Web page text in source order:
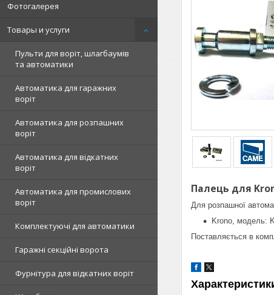
Фотогалерея
Товары и услуги
Пульти для воріт, шлагбаумів
та автоматики
Автоматика для гаражних
воріт
Автоматика для розпашних
воріт
Автоматика для відкатних
воріт
Автоматика для промислових
воріт
Комплектуючі для автоматики
Гаражні секційні ворота
Фурнітура для відкатних воріт
Палець для
Для розпашної
Krono, модель:
Поставляється в